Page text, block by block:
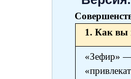
1. Как вы
«Зефир» —